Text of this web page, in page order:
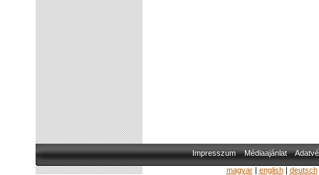
Impresszum Médiaajánlat
magyar| english| deutsch